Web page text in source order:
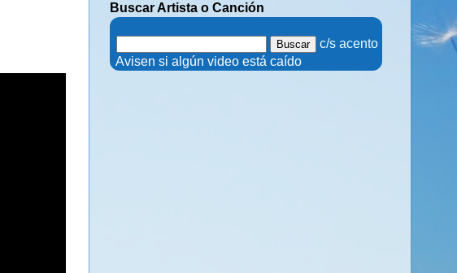
Buscar Artista o Canción
c/s acento
. Avisen si algún video está caído